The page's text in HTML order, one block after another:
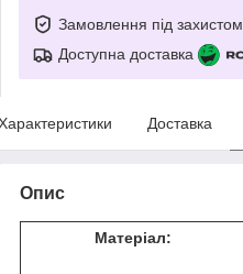
Замовлення під захистом
Доступна доставка
Доставка
Опис
Матеріал: